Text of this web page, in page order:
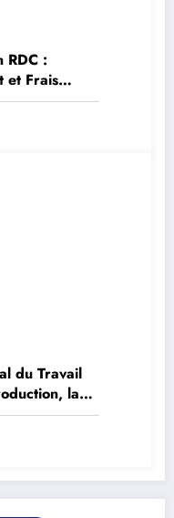
RDC :
et Frais
du Travail
la
(Loi n°